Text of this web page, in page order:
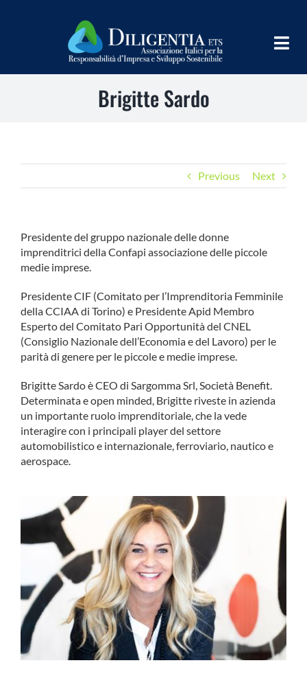
TEAMS
LEARN
PROGRAMS
COMMUNITY
LOGIN
Brigitte Sardo
Previous Next
Presidente del gruppo nazionale delle donne
imprenditrici della Confapi associazione delle piccole
medie imprese.
Presidente CIF (Comitato per l’Imprenditoria Femminile
della CCIAA di Torino) e Presidente Apid Membro
Esperto del Comitato Pari Opportunità del CNEL
(Consiglio Nazionale dell’Economia e del Lavoro) per le
parità di genere per le piccole e medie imprese.
Brigitte Sardo è CEO di Sargomma Srl, Società Benefit.
Determinata e open minded, Brigitte riveste in azienda
un importante ruolo imprenditoriale, che la vede
interagire con i principali player del settore
automobilistico e internazionale, ferroviario, nautico e
aerospace.